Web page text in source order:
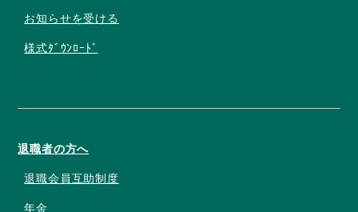
お知らせを受ける
様式ﾀﾞｳﾝﾛｰﾄﾞ
退職者の方へ
退職会員互助制度
年金